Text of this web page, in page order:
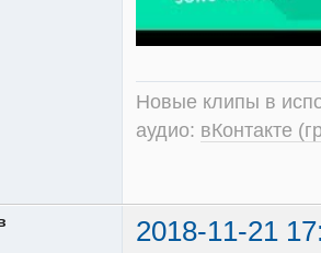
Новые клипы в
аудио: вКонтакте
2018-11-21